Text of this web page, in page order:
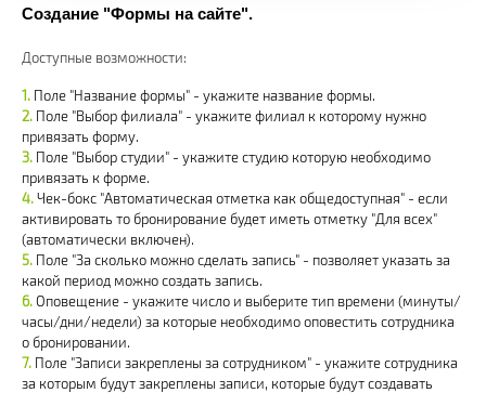
Создание "Формы на сайте".
Доступные возможности:
Поле "Название формы" - укажите название формы.
Поле "Выбор филиала" - укажите филиал к которому нужно
привязать форму.
Поле "Выбор студии" - укажите студию которую необходимо
привязать к форме.
Чек-бокс "Автоматическая отметка как общедоступная" - если
активировать то бронирование будет иметь отметку "Для всех"
(автоматически включен).
Поле "За сколько можно сделать запись" - позволяет указать за
какой период можно создать запись.
Оповещение - укажите число и выберите тип времени (минуты/
часы/дни/недели) за которые необходимо оповестить сотрудника
о бронировании.
Поле "Записи закреплены за сотрудником" - укажите сотрудника
за которым будут закреплены записи, которые будут создавать